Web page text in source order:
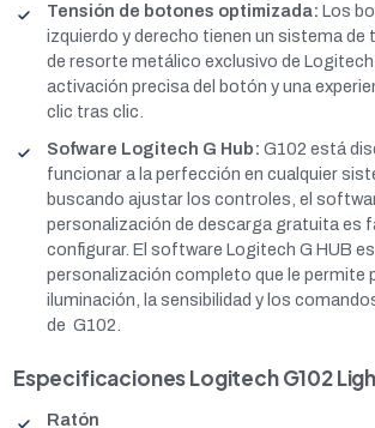
Tensión de botones optimizada: Los
izquierdo y derecho tienen un sistema de
de resorte metálico exclusivo de
activación precisa del botón y una
clic tras clic.
Sofware Logitech G Hub: G102 está
funcionar a la perfección en cualquier
buscando ajustar los controles, el
personalización de descarga gratuita es
configurar. El software Logitech G HUB
personalización completo que le permite
iluminación, la sensibilidad y los
de G102.
Especificaciones Logitech G102
Ratón